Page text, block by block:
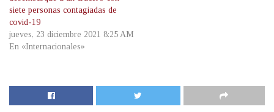
siete personas contagiadas de
covid-19
jueves, 23 diciembre 2021 8:25 AM
En «Internacionales»